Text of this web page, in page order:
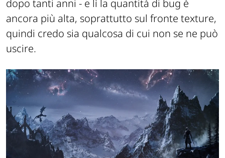
dopo tanti anni - e lì la quantità di bug è
ancora più alta, soprattutto sul fronte texture,
quindi credo sia qualcosa di cui non se ne può
uscire.